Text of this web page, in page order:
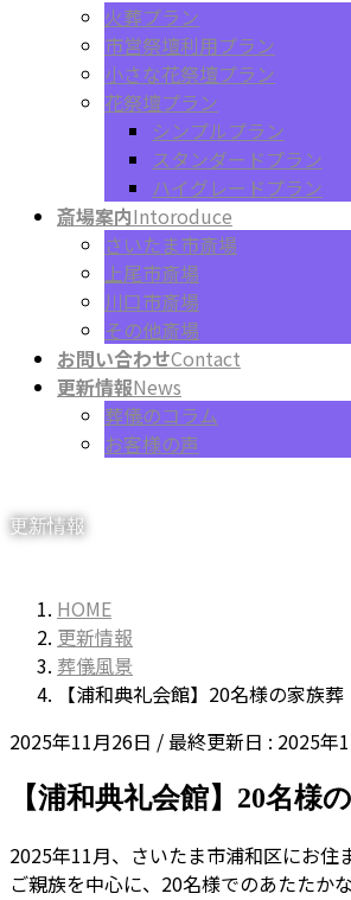
火葬プラン
市営祭壇利用プラン
小さな花祭壇プラン
花祭壇プラン
シンプルプラン
スタンダードプラン
ハイグレードプラン
斎場案内Intoroduce
さいたま市斎場
上尾市斎場
川口市斎場
その他斎場
お問い合わせContact
更新情報News
葬儀のコラム
お客様の声
更新情報
HOME
更新情報
葬儀風景
【浦和典礼会館】20名様の家族
2025年11月26日 / 最終更新日 : 2025年
【浦和典礼会館】20名様
2025年11月、さいたま市浦和区にお住
ご親族を中心に、20名様でのあたたか